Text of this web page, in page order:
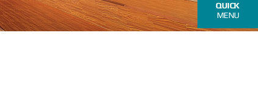
QUICK
MENU